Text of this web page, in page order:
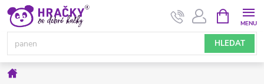
Přejít
obsah
HLEDAT
NÁKUPNÍ
KOŠÍK